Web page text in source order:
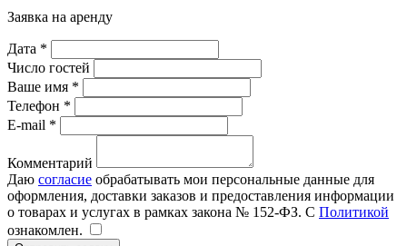
Заявка на аренду
Дата *
Число гостей
Ваше имя *
Телефон *
E-mail *
Комментарий
Даю согласие обрабатывать мои персональные данные для
оформления, доставки заказов и предоставления информации
о товарах и услугах в рамках закона № 152-ФЗ. С Политикой
ознакомлен.